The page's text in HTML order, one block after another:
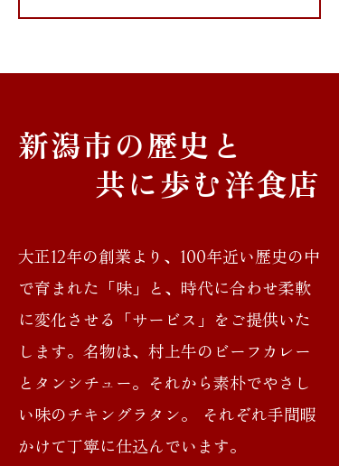
新潟市の歴史と
共に歩む洋食店
大正12年の創業より、100年近い歴史の中
で育まれた「味」と、時代に合わせ柔軟
に変化させる「サービス」をご提供いた
します。名物は、村上牛のビーフカレー
とタンシチュー。それから素朴でやさし
い味のチキングラタン。 それぞれ手間暇
かけて丁寧に仕込んでいます。